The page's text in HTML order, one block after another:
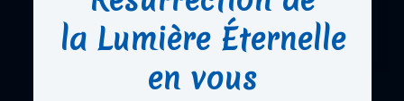
la Lumière Éternelle
en vous